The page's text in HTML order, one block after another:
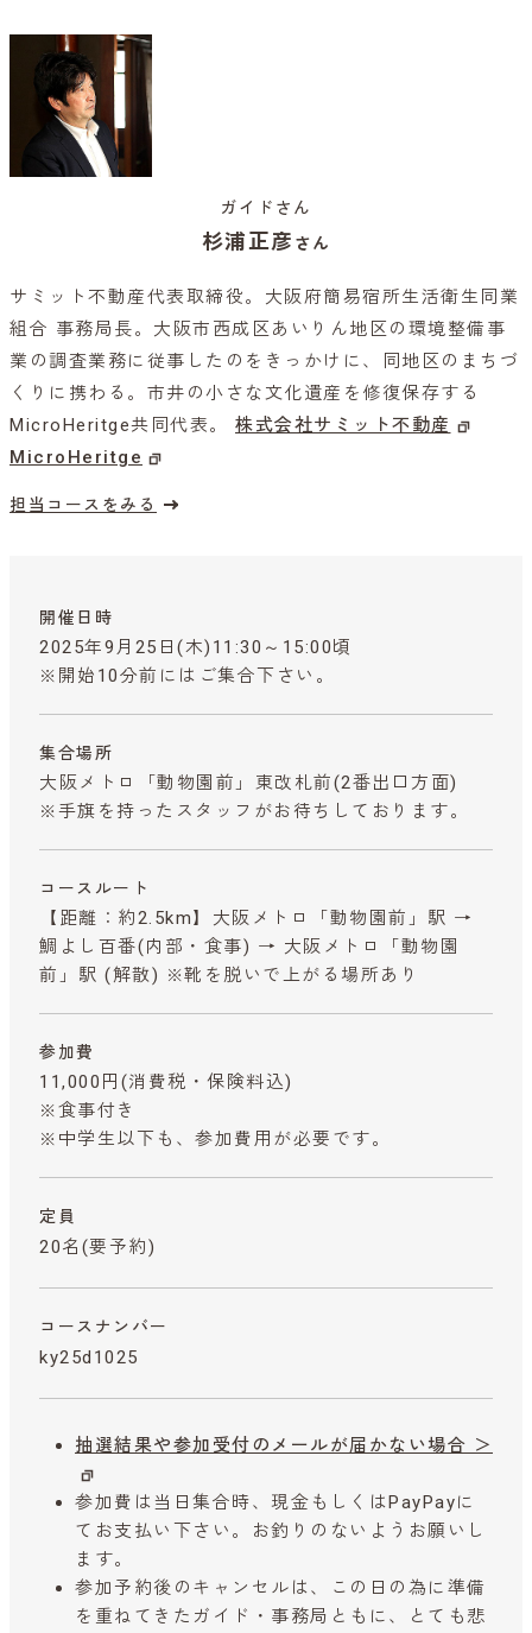
ガイドさん
杉浦正彦 さん
サミット不動産代表取締役。大阪府簡易宿所生活衛生同業
組合 事務局長。大阪市西成区あいりん地区の環境整備事
業の調査業務に従事したのをきっかけに、同地区のまちづ
くりに携わる。市井の小さな文化遺産を修復保存する
MicroHeritge共同代表。 ​株式会社サミット不動産
MicroHeritge
担当コースをみる
開催日時
2025年9月25日(木)11:30～15:00頃
※開始10分前にはご集合下さい。
集合場所
大阪メトロ「動物園前」東改札前(2番出口方面)
※手旗を持ったスタッフがお待ちしております。
コースルート
【距離：約2.5km】大阪メトロ「動物園前」駅 →
鯛よし百番(内部・食事) → 大阪メトロ「動物園
前」駅 (解散) ※靴を脱いで上がる場所あり
参加費
11,000円 (消費税・保険料込)
※食事付き
※中学生以下も、参加費用が必要です。
定員
20名(要予約)
コースナンバー
ky25d1025
抽選結果や参加受付のメールが届かない場合 ＞
参加費は当日集合時、現金もしくはPayPayに
てお支払い下さい。お釣りのないようお願いし
ます。
参加予約後のキャンセルは、この日の為に準備
を重ねてきたガイド・事務局ともに、とても悲